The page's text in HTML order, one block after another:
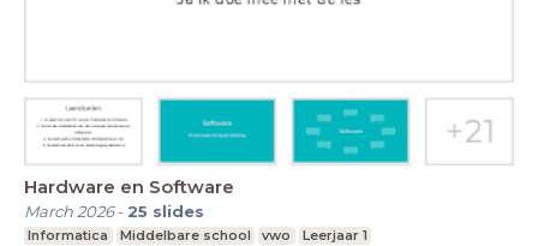
Hardware en Software
March 2026- 25 slides
Informatica Middelbare school vwo Leerjaar 1